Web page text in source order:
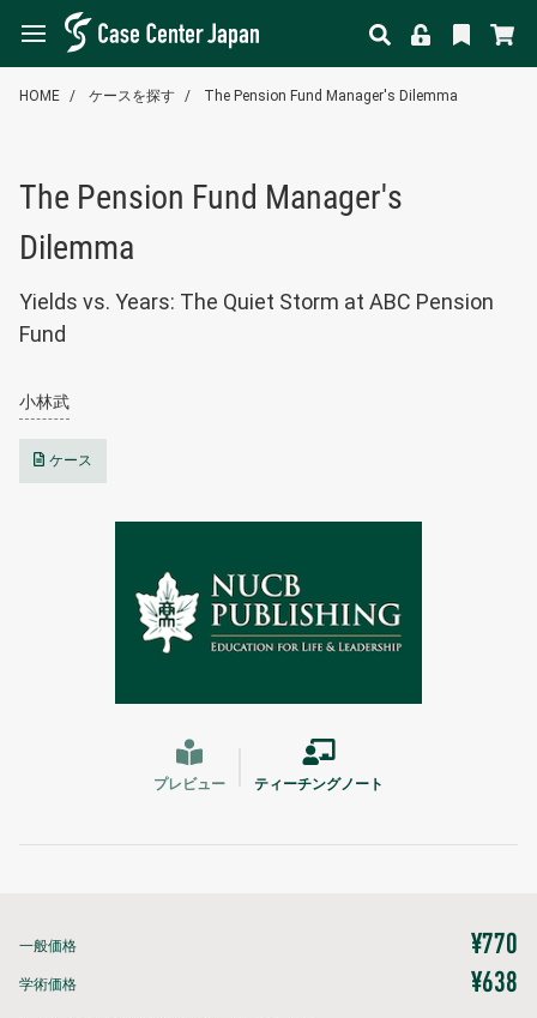
HOME ケースを探す The Pension Fund Manager's Dilemma
The Pension Fund Manager's
Dilemma
Yields vs. Years: The Quiet Storm at ABC Pension
Fund
小林武
ケース
プレビュー ティーチングノート
一般価格 ¥770
学術価格 ¥638